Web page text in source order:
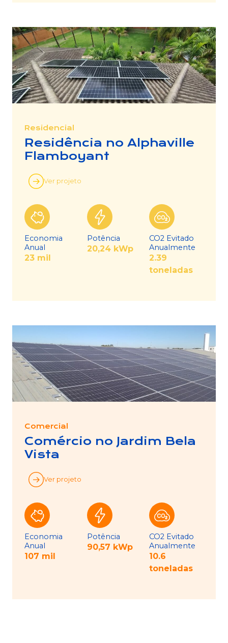
Residencial
Residência no Alphaville
Flamboyant
Ver projeto
Economia
Anual
23 mil
Potência
20,24 kWp
CO2 Evitado
Anualmente
2.39
toneladas
Comercial
Comércio no Jardim Bela
Vista
Ver projeto
Economia
Anual
107 mil
Potência
90,57 kWp
CO2 Evitado
Anualmente
10.6
toneladas